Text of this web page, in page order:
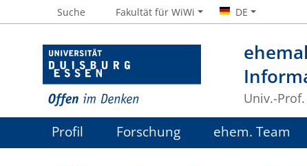
Univ.-
Suche Fakultät für WiWi DE
Profil Forschung ehem. Team